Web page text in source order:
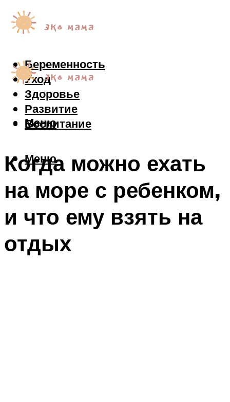
Беременность
Уход
Здоровье
Развитие
Воспитание
Меню
Меню
Когда можно ехать
на море с ребенком,
и что ему взять на
отдых